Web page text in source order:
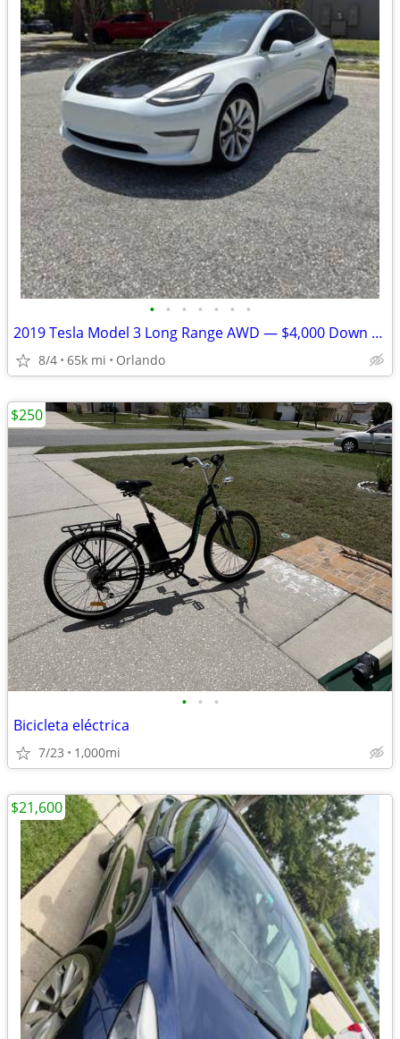
• • • • • • •
2019 Tesla Model 3 Long Range AWD — $4,000 Down / Finance Available
8/4 65k mi Orlando
• • •
Bicicleta eléctrica
7/23 1,000mi
$250
$21,600